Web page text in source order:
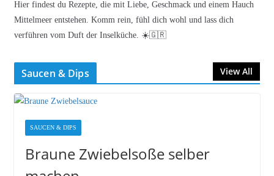
Hier findest du Rezepte, die mit Liebe, Geschmack und einem Hauch
Mittelmeer entstehen. Komm rein, fühl dich wohl und lass dich
verführen vom Duft der Inselküche. ☀️🇬🇷
Saucen & Dips View All
SAUCEN & DIPS
Braune Zwiebelsoße selber